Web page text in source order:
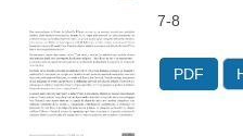
7-8
PDF